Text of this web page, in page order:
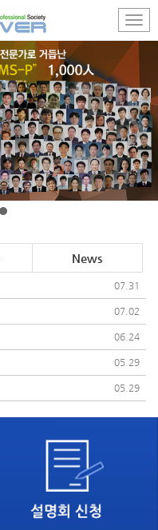
News
07.31
07.02
06.24
05.29
05.29